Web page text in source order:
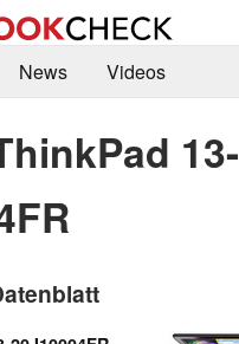
News
Videos
Deals Suche
Jobs
13-